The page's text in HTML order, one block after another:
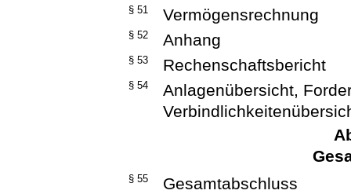
§ 51 Vermögensrechnung
§ 52 Anhang
§ 53 Rechenschaftsbericht
§ 54
Anlagenübersicht,
§ 55 Gesamtabschluss